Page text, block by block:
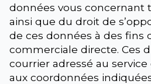
données vous concernant
ainsi que du droit de
de ces données à des fins
commerciale directe. Ces
courrier adressé au service
aux coordonnées